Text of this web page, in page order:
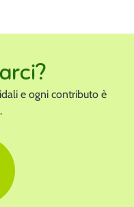
e ogni contributo è